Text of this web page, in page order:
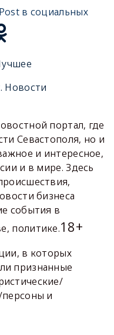
в социальных
Новости
портал, где
Севастополя, но и
и интересное,
и в мире. Здесь
бизнеса
события в
политике.18+
в которых
признанные
персоны и